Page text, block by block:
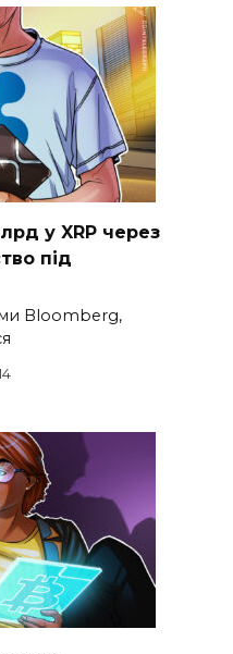
у XRP через
під
Bloomberg,